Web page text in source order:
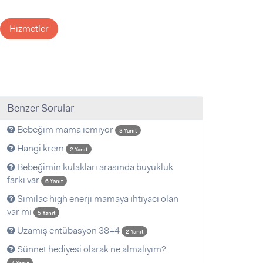
Hizmetler
Benzer Sorular
Bebeğim mama icmiyor 3 Yanıt
Hangi krem 2 Yanıt
Bebeğimin kulakları arasında büyüklük
farkı var
6 Yanıt
Similac high enerji mamaya ihtiyacı olan
var mı
5 Yanıt
Uzamış entübasyon 38+4 2 Yanıt
Sünnet hediyesi olarak ne almalıyım?